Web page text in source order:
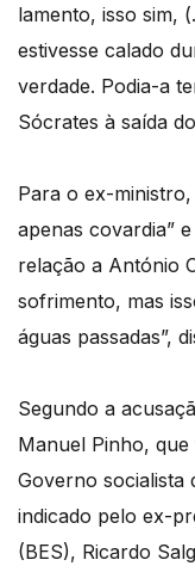
lamento, isso sim,
estivesse calado
verdade. Podia-a
Sócrates à saída
Para o ex-
apenas covardia”
relação a António
sofrimento, mas
águas passadas”,
Segundo a
Manuel Pinho,
Governo socialista
indicado pelo ex-
(BES), Ricardo